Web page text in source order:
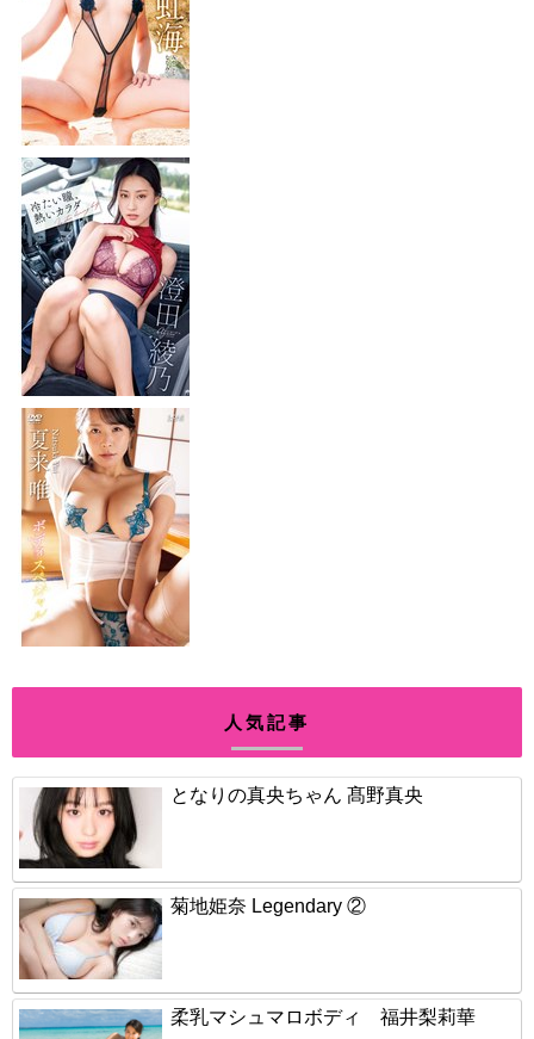
人気記事
となりの真央ちゃん 髙野真央
菊地姫奈 Legendary ②
柔乳マシュマロボディ 福井梨莉華